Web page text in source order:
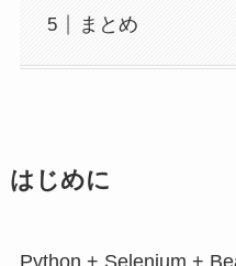
まとめ
はじめに
Python + Selenium +